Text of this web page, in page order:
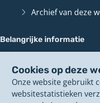
Cookies op deze
Onze website gebruikt
websitestatistieken
Archief van deze
Belangrijke informatie
Contact en route
OverijsselLoket